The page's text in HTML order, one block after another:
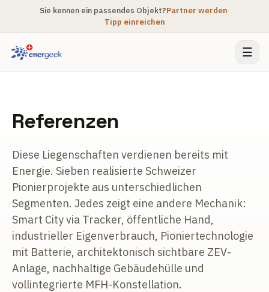
Sie kennen ein passendes Objekt?Partner werden·
Tipp einreichen
☰
Referenzen
Diese Liegenschaften verdienen bereits mit
Energie. Sieben realisierte Schweizer
Pionierprojekte aus unterschiedlichen
Segmenten. Jedes zeigt eine andere Mechanik:
Smart City via Tracker, öffentliche Hand,
industrieller Eigenverbrauch, Pioniertechnologie
mit Batterie, architektonisch sichtbare ZEV-
Anlage, nachhaltige Gebäudehülle und
vollintegrierte MFH-Konstellation.